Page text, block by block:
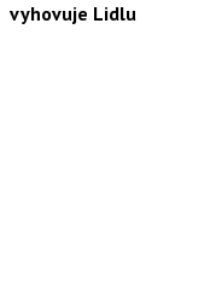
vyhovuje Lidlu